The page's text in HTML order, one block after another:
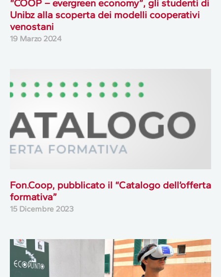
“COOP – evergreen economy”, gli studenti di
Unibz alla scoperta dei modelli cooperativi
venostani
19 Marzo 2024
Fon.Coop, pubblicato il “Catalogo dell’offerta
formativa”
15 Dicembre 2023